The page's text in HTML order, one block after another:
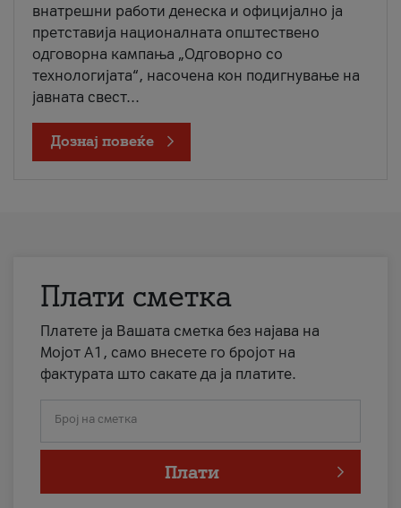
внатрешни работи денеска и официјално ја
претставија националната општествено
одговорна кампања „Одговорно со
технологијата“, насочена кон подигнување на
јавната свест...
Дознај повеќе
Плати сметка
Платете ја Вашата сметка без најава на
Мојот А1, само внесете го бројот на
фактурата што сакате да ја платите.
Број на сметка
Плати